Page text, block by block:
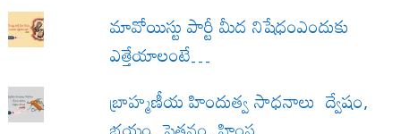
మావోయిస్టు పార్టీ మీద నిషేధంఎందుకు
ఎత్తేయాలంటే…
బ్రాహ్మణీయ హిందుత్వ సాధనాలు ద్వేషం,